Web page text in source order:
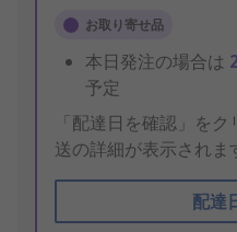
お取り寄せ品
本日発注の場合は
予定
「配達日を確認」を
送の詳細が表示されま
配達